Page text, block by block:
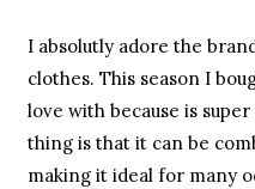
I absolutly adore the
clothes. This season I
love with because is
thing is that it can be
making it ideal for many